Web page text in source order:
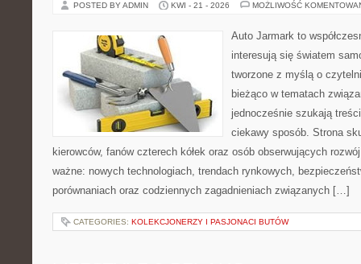
POSTED BY ADMIN KWI - 21 - 2026 MOŻLIWOŚĆ
Auto Jarmark to
interesują się światem
tworzone z myślą o
bieżąco w tematach
jednocześnie szukają
ciekawy sposób. Strona
kierowców, fanów czterech kółek oraz osób obserwujących
ważne: nowych technologiach, trendach rynkowych,
porównaniach oraz codziennych zagadnieniach związanych […]
CATEGORIES: KOLEKCJONERZY I PASJONACI BUTÓW